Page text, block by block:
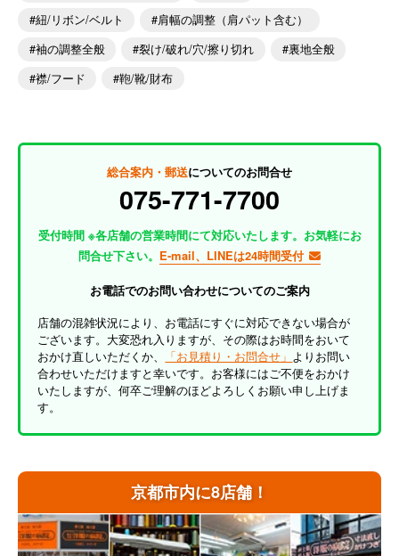
京都市内に8店舗！
紐/リボン/ベルト
肩幅の調整（肩パット含む）
袖の調整全般
裂け/破れ/穴/擦り切れ
裏地全般
襟/フード
鞄/靴/財布
総合案内・郵送についてのお問合せ
075-771-7700
受付時間 ※各店舗の営業時間にて対応いたします。お気軽にお
問合せ下さい。 E-mail、LINEは24時間受付
お電話でのお問い合わせについてのご案内
店舗の混雑状況により、お電話にすぐに対応できない場合が
ございます。大変恐れ入りますが、その際はお時間をおいて
おかけ直しいただくか、
「お見積り・お問合せ」 よりお問い
合わせいただけますと幸いです。お客様にはご不便をおかけ
いたしますが、何卒ご理解のほどよろしくお願い申し上げま
す。